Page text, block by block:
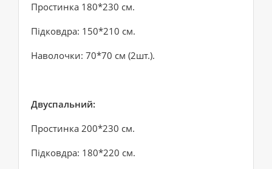
Простинка 180*230 см.
Підковдра: 150*210 см.
Наволочки: 70*70 см (2шт.).
Двуспальний:
Простинка 200*230 см.
Підковдра: 180*220 см.